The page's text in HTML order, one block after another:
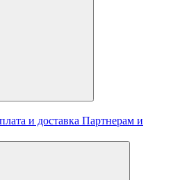
и доставка Партнерам и